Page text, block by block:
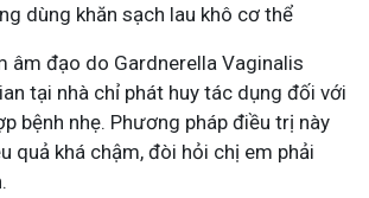
dùng khăn sạch lau khô cơ thể
âm đạo do Gardnerella Vaginalis
tại nhà chỉ phát huy tác dụng đối với
bệnh nhẹ. Phương pháp điều trị này
quả khá chậm, đòi hỏi chị em phải